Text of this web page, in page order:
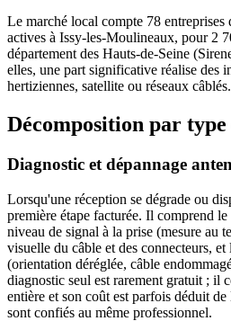
Le marché local compte 78
actives à Issy-les-Moulineaux, pour 2
département des Hauts-de-Seine
elles, une part significative réalise des
hertiziennes, satellite ou réseaux câblés.
Décomposition par
Diagnostic et dépannage
Lorsqu'une réception se dégrade ou
première étape facturée. Il comprend
niveau de signal à la prise (mesure au
visuelle du câble et des connecteurs,
(orientation déréglée, câble
diagnostic seul est rarement gratuit ; il
entière et son coût est parfois déduit
sont confiés au même professionnel.